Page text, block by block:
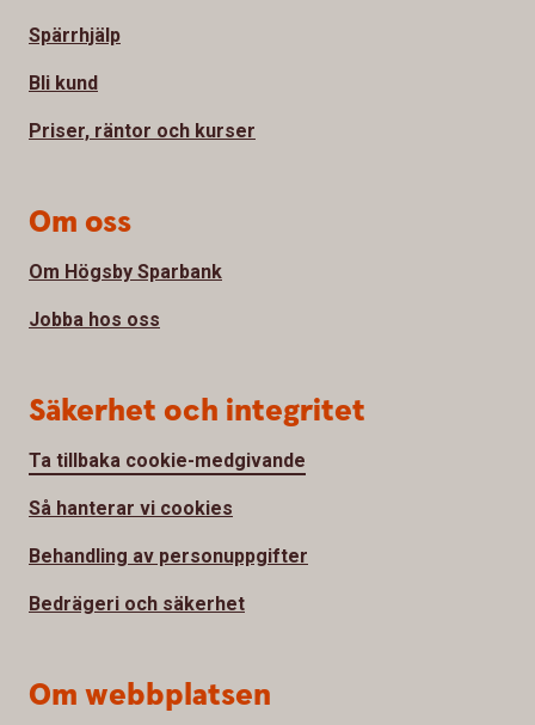
Spärrhjälp
Bli kund
Priser, räntor och kurser
Om oss
Om Högsby Sparbank
Jobba hos oss
Säkerhet och integritet
Ta tillbaka cookie-medgivande
Så hanterar vi cookies
Behandling av personuppgifter
Bedrägeri och säkerhet
Om webbplatsen